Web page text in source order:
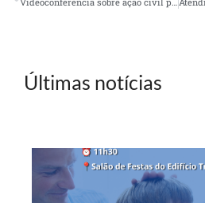
Últimas notícias